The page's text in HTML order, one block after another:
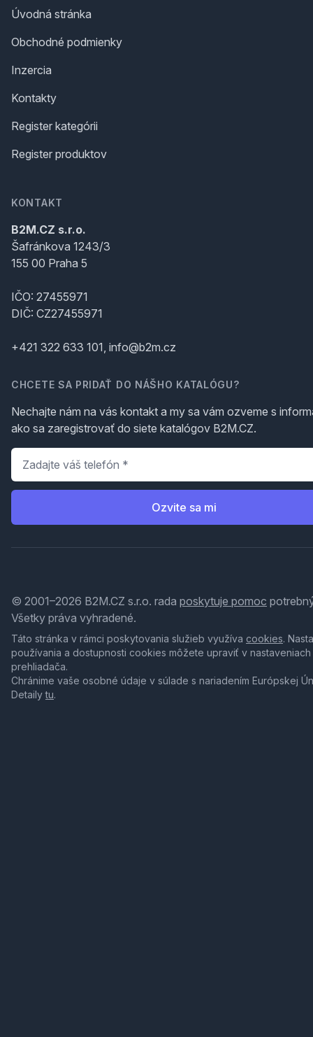
Úvodná stránka
Obchodné podmienky
Inzercia
Kontakty
Register kategórii
Register produktov
KONTAKT
B2M.CZ s.r.o.
Šafránkova 1243/3
155 00 Praha 5
IČO: 27455971
DIČ: CZ27455971
+421 322 633 101, info@b2m.cz
CHCETE SA PRIDAŤ DO NÁŠHO KATALÓGU?
Nechajte nám na vás kontakt a my sa vám ozveme s
ako sa zaregistrovať do siete katalógov B2M.CZ.
Telefón
Ozvite sa mi
© 2001–2026 B2M.CZ s.r.o. rada poskytuje pomoc
Všetky práva vyhradené.
Táto stránka v rámci poskytovania služieb využíva cookies.
používania a dostupnosti cookies môžete upraviť v nastaveniach
prehliadača.
Chránime vaše osobné údaje v súlade s nariadením Európskej
Detailytu.